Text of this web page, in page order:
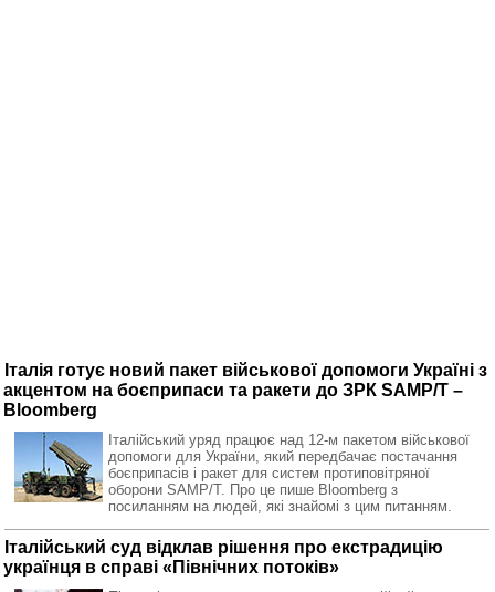
Італія готує новий пакет військової допомоги Україні з
акцентом на боєприпаси та ракети до ЗРК SAMP/T –
Bloomberg
Італійський уряд працює над 12-м пакетом військової
допомоги для України, який передбачає постачання
боєприпасів і ракет для систем протиповітряної
оборони SAMP/T. Про це пише Bloomberg з
посиланням на людей, які знайомі з цим питанням.
Італійський суд відклав рішення про екстрадицію
українця в справі «Північних потоків»